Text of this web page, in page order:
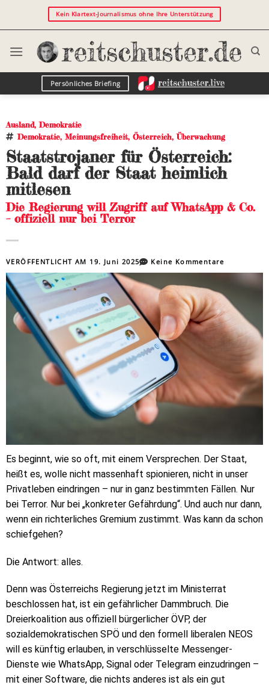
Kein Klartext-Journalismus ohne Ihre Unterstützung
Persönliches Briefing
Ausland,Demokratie
Demokratie, Meinungsfreiheit, Österreich,Überwachung
Staatstrojaner für Österreich:
Bald darf der Staat heimlich
mitlesen
Die Regierung will Zugriff auf WhatsApp & Co.
– offiziell nur bei Terror
VERÖFFENTLICHT AM 19. Juni 2025 Keine Kommentare
Es beginnt, wie so oft, mit einem Versprechen. Der Staat,
heißt es, wolle nicht massenhaft spionieren, nicht in unser
Privatleben eindringen – nur in ganz bestimmten Fällen. Nur
bei Terror. Nur bei „konkreter Gefährdung“. Und auch nur dann,
wenn ein richterliches Gremium zustimmt. Was kann da schon
schiefgehen?
Die Antwort: alles.
Denn was Österreichs Regierung jetzt im Ministerrat
beschlossen hat, ist ein gefährlicher Dammbruch. Die
Dreierkoalition aus offiziell bürgerlicher ÖVP, der
sozialdemokratischen SPÖ und den formell liberalen NEOS
will es künftig erlauben, in verschlüsselte Messenger-
Dienste wie WhatsApp, Signal oder Telegram einzudringen –
mit einer Software, die nichts anderes ist als ein gut